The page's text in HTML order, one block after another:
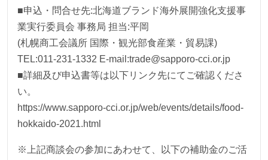
■申込・問合せ先:北海道ブランド海外展開強化支援事
業実行委員会 事務局 担当:平岡
(札幌商工会議所 国際・観光部食産業・貿易課)
TEL:011-231-1332 E-mail:trade@sapporo-cci.or.jp
■詳細及び申込書等は以下リンク先にてご確認くださ
い。
https://www.sapporo-cci.or.jp/web/events/details/food-
hokkaido-2021.html
※上記商談会の参加にあわせて、以下の補助金のご活